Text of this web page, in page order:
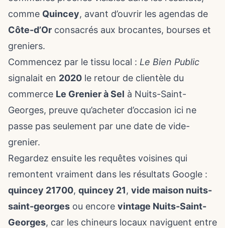
comme Quincey, avant d’ouvrir les agendas de
Côte-d’Or consacrés aux brocantes, bourses et
greniers.
Commencez par le tissu local : Le Bien Public
signalait en 2020 le retour de clientèle du
commerce Le Grenier à Sel à Nuits-Saint-
Georges, preuve qu’acheter d’occasion ici ne
passe pas seulement par une date de vide-
grenier.
Regardez ensuite les requêtes voisines qui
remontent vraiment dans les résultats Google :
quincey 21700, quincey 21, vide maison nuits-
saint-georges ou encore vintage Nuits-Saint-
Georges, car les chineurs locaux naviguent entre